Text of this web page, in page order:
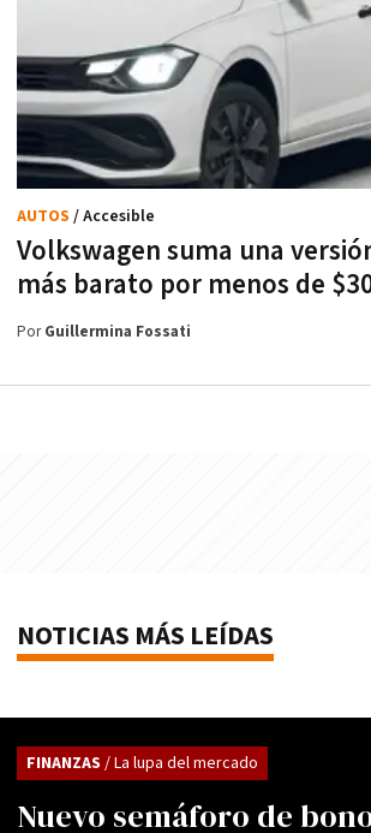
Volkswagen suma una
más barato por menos de
AUTOS / Accesible
PorGuillermina Fossati
NOTICIAS MÁS LEÍDAS
Nuevo semáforo de
FINANZAS / La lupa del mercado